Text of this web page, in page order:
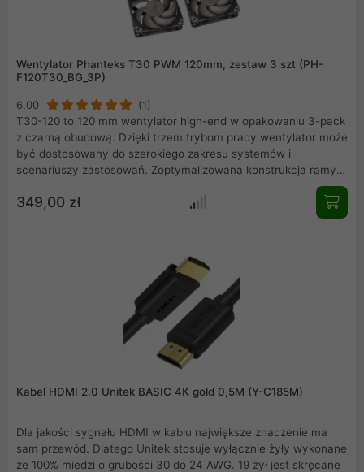
Wentylator Phanteks T30 PWM 120mm, zestaw 3 szt (PH-
F120T30_BG_3P)
6,00
(1)
T30-120 to 120 mm wentylator high-end w opakowaniu 3-pack
z czarną obudową. Dzięki trzem trybom pracy wentylator może
być dostosowany do szerokiego zakresu systemów i
scenariuszy zastosowań. Zoptymalizowana konstrukcja ramy i
wirnika, zaawansowany silnik, łożysko Dual Vapo oraz jakość
materiałów tworzą unikalny pakiet o wysokiej wydajności i
349,00 zł
Kabel HDMI 2.0 Unitek BASIC 4K gold 0,5M (Y-C185M)
Dla jakości sygnału HDMI w kablu największe znaczenie ma
sam przewód. Dlatego Unitek stosuje wyłącznie żyły wykonane
ze 100% miedzi o grubości 30 do 24 AWG. 19 żył jest skręcane